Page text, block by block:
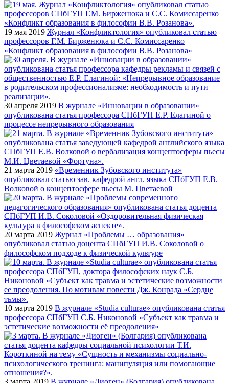
19 мая 2019 Журнал «Конфликтология» опубликовал статью
профессоров Г.М. Бирженюка и С.С. Комиссаренко
«Конфликт образования в философии В.В. Розанова»
30 апреля 2019 В журнале «Инновации в образовании»
опубликована статья профессора СПбГУП Е.Р. Елагиной о
процессе непрерывного образования
21 марта 2019 «Временник Зубовского института»
опубликовал статью зав. кафедрой англ. языка СПбГУП Е.В.
Волковой о концептосфере пьесы М. Цветаевой
20 марта 2019 Журнал «Проблемы … образования»
опубликовал статью доцента СПбГУП И.В. Соколовой о
философском подходе к физической культуре
10 марта 2019 В журнале «Studia culturae» опубликована статья
профессора СПбГУП С.Б. Никоновой «Субъект как травма и
эстетические возможности её преодоления»